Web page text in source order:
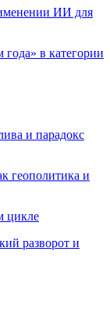
ИИ для
в категории
и парадокс
геополитика и
цикле
разворот и